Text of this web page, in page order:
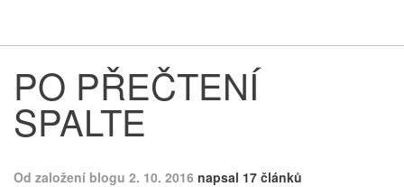
PO PŘEČTENÍ
SPALTE
Od založení blogu 2. 10. 2016 napsal 17 článků